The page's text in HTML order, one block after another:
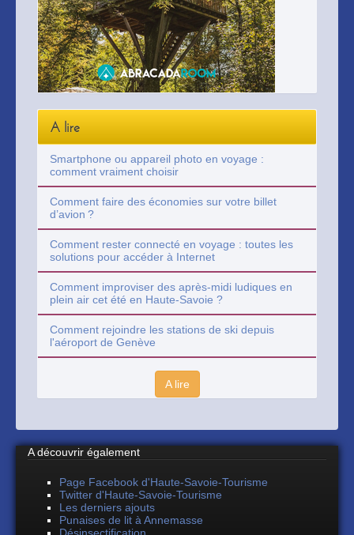
A lire
Smartphone ou appareil photo en voyage :
comment vraiment choisir
Comment faire des économies sur votre billet
d’avion ?
Comment rester connecté en voyage : toutes les
solutions pour accéder à Internet
Comment improviser des après-midi ludiques en
plein air cet été en Haute-Savoie ?
Comment rejoindre les stations de ski depuis
l'aéroport de Genève
A lire
A découvrir également
Page Facebook d'Haute-Savoie-Tourisme
Twitter d'Haute-Savoie-Tourisme
Les derniers ajouts
Punaises de lit à Annemasse
Désinsectification